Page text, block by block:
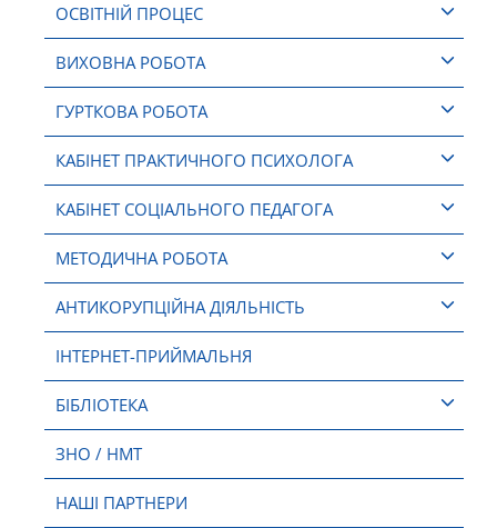
ОСВІТНІЙ ПРОЦЕС
ВИХОВНА РОБОТА
ГУРТКОВА РОБОТА
КАБІНЕТ ПРАКТИЧНОГО ПСИХОЛОГА
КАБІНЕТ СОЦІАЛЬНОГО ПЕДАГОГА
МЕТОДИЧНА РОБОТА
АНТИКОРУПЦІЙНА ДІЯЛЬНІСТЬ
ІНТЕРНЕТ-ПРИЙМАЛЬНЯ
БІБЛІОТЕКА
ЗНО / НМТ
НАШІ ПАРТНЕРИ